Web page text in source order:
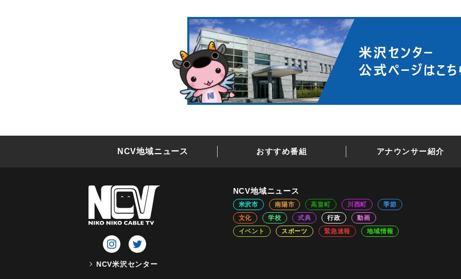
NCV地域ニュース おすすめ番組 アナウンサー紹介
NCV米沢センター
NCV地域ニュース
米沢市 南陽市 高畠町 川西町
季節
文化
学校 式典 行政
動画
イベント
スポーツ 緊急速報 地域情報